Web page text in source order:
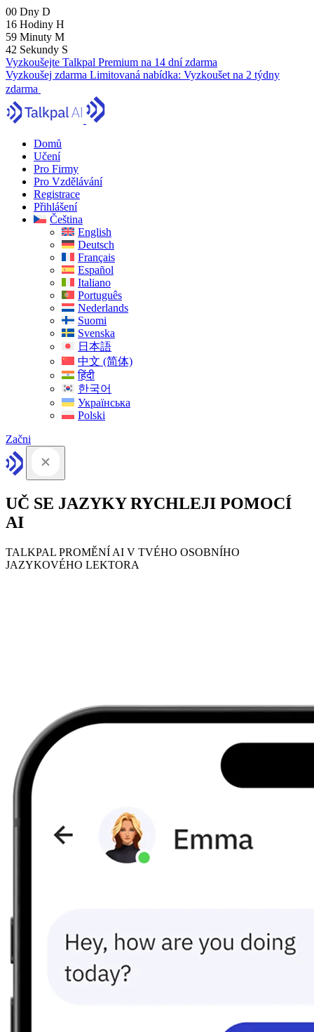
00 Dny D
16 Hodiny H
59 Minuty M
41 Sekundy S
Vyzkoušejte Talkpal Premium na 14 dní zdarma
Vyzkoušej zdarma Limitovaná nabídka: Vyzkoušet na 2 týdny
zdarma
Domů
Učení
Pro Firmy
Pro Vzdělávání
Registrace
Přihlášení
Čeština
English
Deutsch
Français
Español
Italiano
Português
Nederlands
Suomi
Svenska
日本語
中文 (简体)
हिंदी
한국어
Українська
Polski
Začni
UČ SE JAZYKY RYCHLEJI POMOCÍ
AI
TALKPAL PROMĚNÍ AI V TVÉHO OSOBNÍHO
JAZYKOVÉHO LEKTORA